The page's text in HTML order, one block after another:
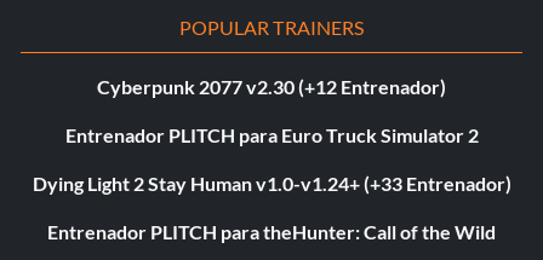
POPULAR TRAINERS
Cyberpunk 2077 v2.30 (+12 Entrenador)
Entrenador PLITCH para Euro Truck Simulator 2
Dying Light 2 Stay Human v1.0-v1.24+ (+33 Entrenador)
Entrenador PLITCH para theHunter: Call of the Wild